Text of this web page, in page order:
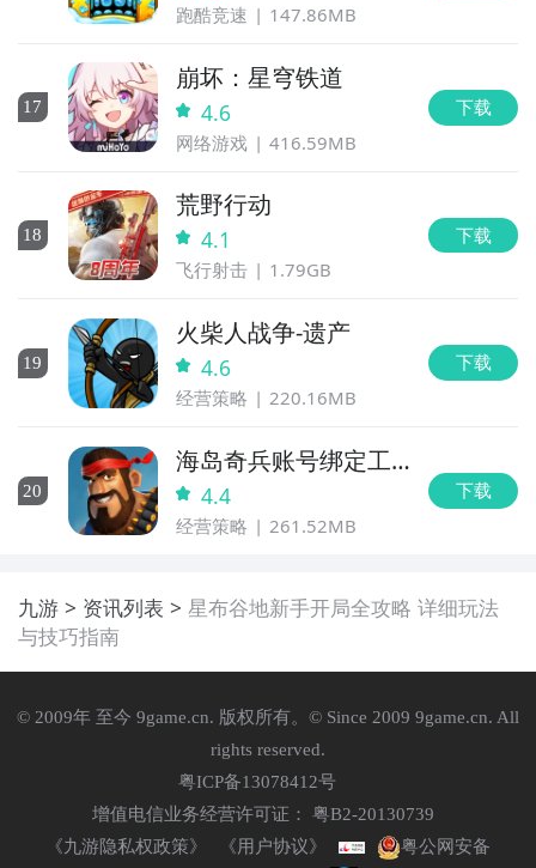
跑酷竞速 147.86MB
17
崩坏：星穹铁道
4.6
网络游戏 416.59MB
下载
18
荒野行动
4.1
飞行射击 1.79GB
下载
19
火柴人战争-遗产
4.6
经营策略 220.16MB
下载
20
海岛奇兵账号绑定工
具 4.4
经营策略 261.52MB
下载
九游 资讯列表
星布谷地新手开局全攻略 详细玩法
与技巧指南
© 2009年 至今 9game.cn. 版权所有。© Since 2009 9game.cn. All
rights reserved.
粤ICP备13078412号
增值电信业务经营许可证： 粤B2-20130739
《九游隐私权政策》
《用户协议》 粤公网安备